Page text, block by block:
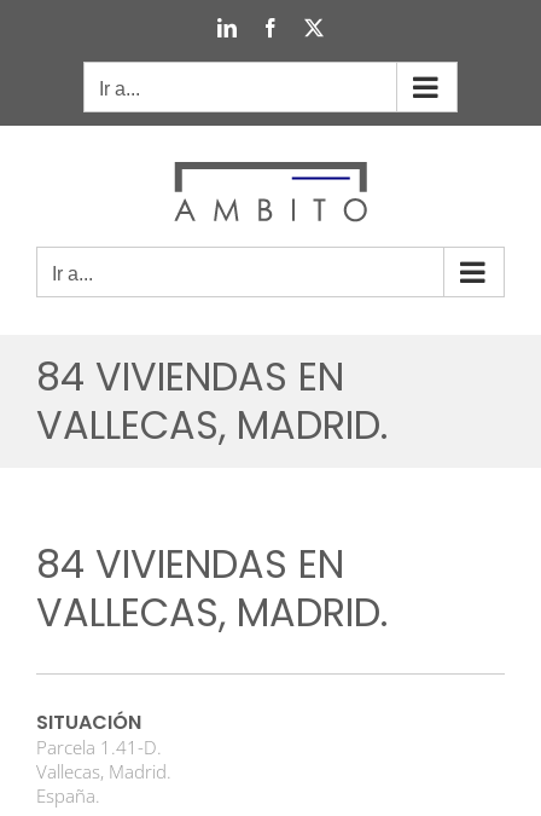
contenido
LinkedInFacebook
Ir a...
Ir a...
84 VIVIENDAS EN
VALLECAS, MADRID.
84 VIVIENDAS EN
VALLECAS, MADRID.
SITUACIÓN
Parcela 1.41-D.
Vallecas, Madrid.
España.